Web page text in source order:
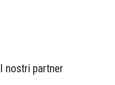
I nostri partner